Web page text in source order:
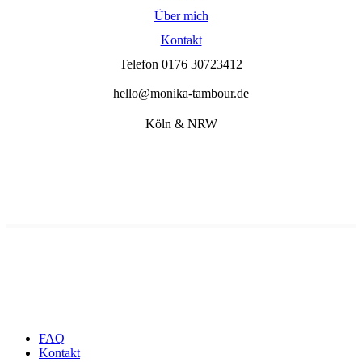
Über mich
Kontakt
Telefon 0176 30723412
hello@monika-tambour.de
Köln & NRW
FAQ
Kontakt